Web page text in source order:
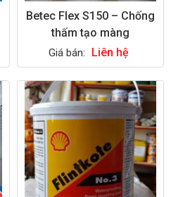
Betec Flex S150 – Chống
thấm tạo màng
Giá bán: Liên hệ